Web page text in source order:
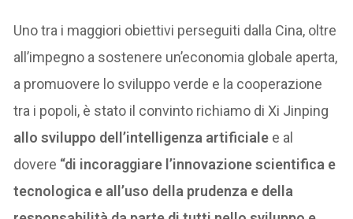
Uno tra i maggiori obiettivi perseguiti dalla Cina, oltre
all’impegno a sostenere un’economia globale aperta,
a promuovere lo sviluppo verde e la cooperazione
tra i popoli, è stato il convinto richiamo di Xi Jinping
allo sviluppo dell’intelligenza artificiale e al
dovere “di incoraggiare l’innovazione scientifica e
tecnologica e all’uso della prudenza e della